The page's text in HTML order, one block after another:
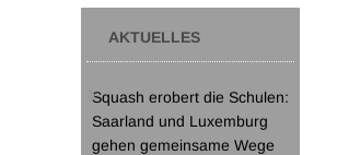
AKTUELLES
Squash erobert die Schulen:
Saarland und Luxemburg
gehen gemeinsame Wege